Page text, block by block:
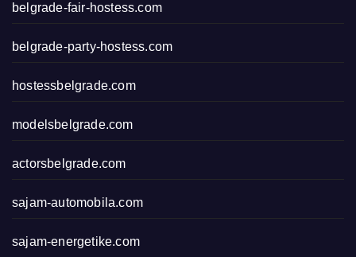
belgrade-fair-hostess.com
belgrade-party-hostess.com
hostessbelgrade.com
modelsbelgrade.com
actorsbelgrade.com
sajam-automobila.com
sajam-energetike.com